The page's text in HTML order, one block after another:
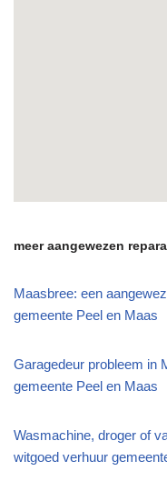
meer aangewezen
Maasbree: een
gemeente Peel en Maas
Garagedeur probleem in
gemeente Peel en Maas
Wasmachine, droger of
witgoed verhuur